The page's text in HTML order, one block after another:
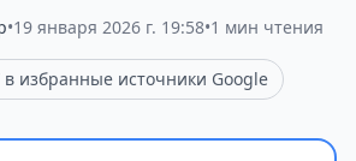
•19 января 2026 г. 19:58•1 мин чтения
в избранные источники Google